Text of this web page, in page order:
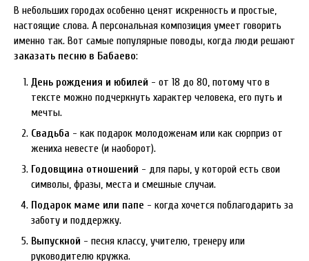
В небольших городах особенно ценят искренность и простые,
настоящие слова. А персональная композиция умеет говорить
именно так. Вот самые популярные поводы, когда люди решают
заказать песню в Бабаево:
День рождения и юбилей - от 18 до 80, потому что в
тексте можно подчеркнуть характер человека, его путь и
мечты.
Свадьба - как подарок молодоженам или как сюрприз от
жениха невесте (и наоборот).
Годовщина отношений - для пары, у которой есть свои
символы, фразы, места и смешные случаи.
Подарок маме или папе - когда хочется поблагодарить за
заботу и поддержку.
Выпускной - песня классу, учителю, тренеру или
руководителю кружка.